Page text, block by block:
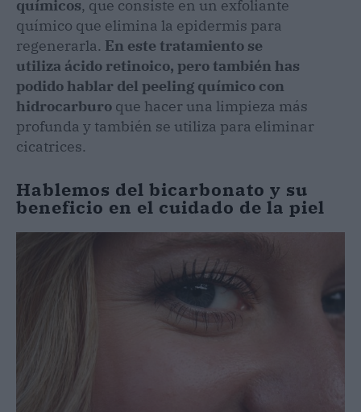
químicos, que consiste en un exfoliante
químico que elimina la epidermis para
regenerarla. En este tratamiento se
utiliza ácido retinoico, pero también has
podido hablar del peeling químico con
hidrocarburo que hacer una limpieza más
profunda y también se utiliza para eliminar
cicatrices.
Hablemos del bicarbonato y su
beneficio en el cuidado de la piel